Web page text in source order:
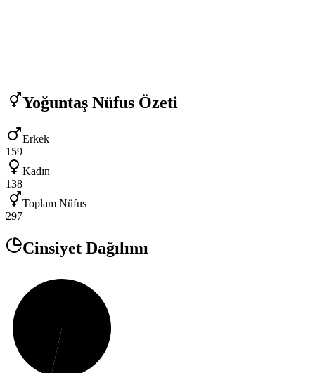
Yoğuntaş Nüfus Özeti
Erkek
159
Kadın
138
Toplam Nüfus
297
Cinsiyet Dağılımı